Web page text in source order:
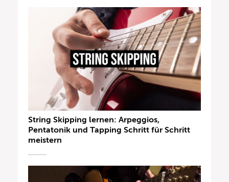
String Skipping lernen: Arpeggios,
Pentatonik und Tapping Schritt für Schritt
meistern